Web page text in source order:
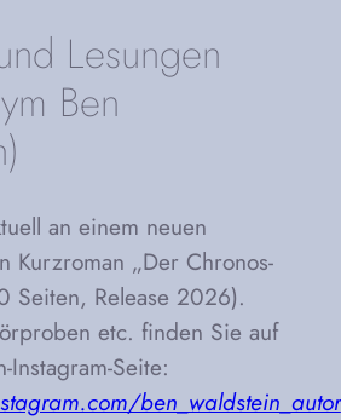
Lesungen
Ben
an einem neuen
Kurzroman „Der Chronos-
Seiten, Release 2026).
etc. finden Sie auf
Seite:
ben_waldstein_autor